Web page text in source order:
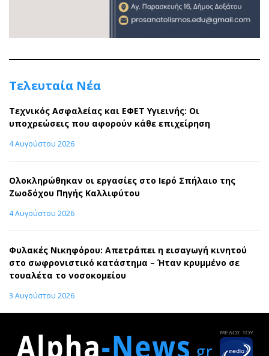
Τελευταία Νέα
Τεχνικός Ασφαλείας και ΕΦΕΤ Υγιεινής: Οι
υποχρεώσεις που αφορούν κάθε επιχείρηση
4 Αυγούστου 2026
Ολοκληρώθηκαν οι εργασίες στο Ιερό Σπήλαιο της
Ζωοδόχου Πηγής Καλλιφύτου
4 Αυγούστου 2026
Φυλακές Νικηφόρου: Απετράπει η εισαγωγή κινητού
στο σωφρονιστικό κατάστημα – Ήταν κρυμμένο σε
τουαλέτα το νοσοκομείου
3 Αυγούστου 2026